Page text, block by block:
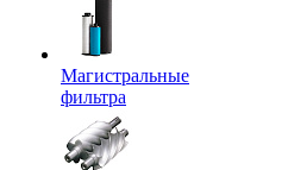
Магистральные
фильтра